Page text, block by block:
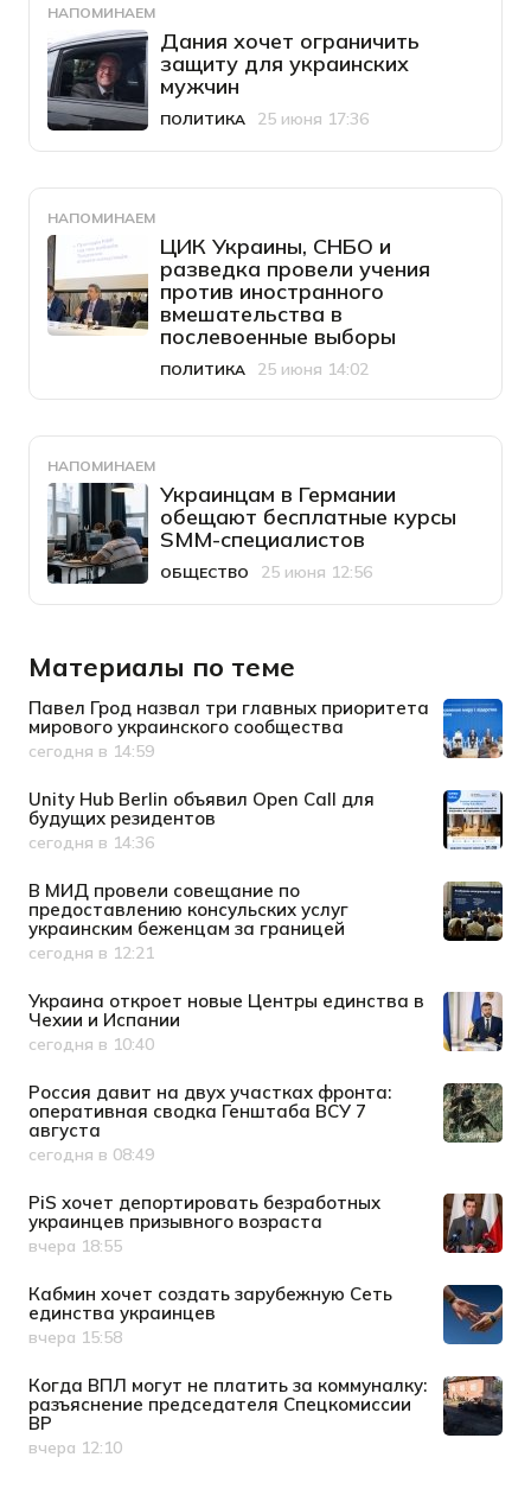
НАПОМИНАЕМ
Дания хочет ограничить
защиту для украинских
мужчин
Категория
ПОЛИТИКА
Дата публикации
25 июня 17:36
НАПОМИНАЕМ
ЦИК Украины, СНБО и
разведка провели учения
против иностранного
вмешательства в
послевоенные выборы
Категория
ПОЛИТИКА
Дата публикации
25 июня 14:02
НАПОМИНАЕМ
Украинцам в Германии
обещают бесплатные курсы
SMM-специалистов
Категория
ОБЩЕСТВО
Дата публикации
25 июня 12:56
Материалы по теме
Павел Грод назвал три главных приоритета
мирового украинского сообщества
Дата публикации
сегодня в 14:59
Unity Hub Berlin объявил Open Call для
будущих резидентов
Дата публикации
сегодня в 14:36
В МИД провели совещание по
предоставлению консульских услуг
украинским беженцам за границей
Дата публикации
сегодня в 12:21
Украина откроет новые Центры единства в
Чехии и Испании
Дата публикации
сегодня в 10:40
Россия давит на двух участках фронта:
оперативная сводка Генштаба ВСУ 7
августа
Дата публикации
сегодня в 08:49
PiS хочет депортировать безработных
украинцев призывного возраста
Дата публикации
вчера 18:55
Кабмин хочет создать зарубежную Сеть
единства украинцев
Дата публикации
вчера 15:58
Когда ВПЛ могут не платить за коммуналку:
разъяснение председателя Спецкомиссии
ВР
Дата публикации
вчера 12:10